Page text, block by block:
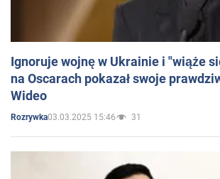
Ignoruje wojnę w Ukrainie i "wiąże
na Oscarach pokazał swoje
Wideo
Rozrywka03.03.2025 15:46 31